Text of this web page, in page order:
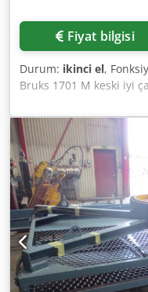
Fiyat bilgisi
Durum: ikinci el,
Bruks 1701 M keski iyi